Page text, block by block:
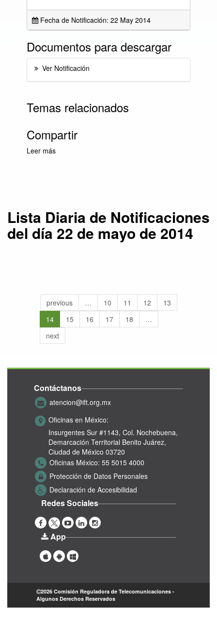
Fecha de Notificación: 22 May 2014
Documentos para descargar
Ver Notificación
Temas relacionados
Compartir
Leer más
Lista Diaria de Notificaciones
del día 22 de mayo de 2014
previous … 10 11 12
13
14
15 16 17 18
…
next
Contáctanos
atencion@ift.org.mx
Oficinas en México:
Insurgentes Sur #1143, Col. Nochebuena,
Demarcación Territorial Benito Juárez,
Ciudad de México 03720
Oficinas México: 55 5015 4000
Protección de Datos Personales
Declaración de Accesibilidad
Redes Sociales
App
2026 Comisión Reguladora de Telecomunicaciones -
Algunos Derechos Reservados